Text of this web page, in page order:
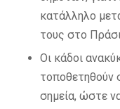
κατάλληλο
τους στο
Οι κάδοι
τοποθετηθούν
σημεία, ώστε